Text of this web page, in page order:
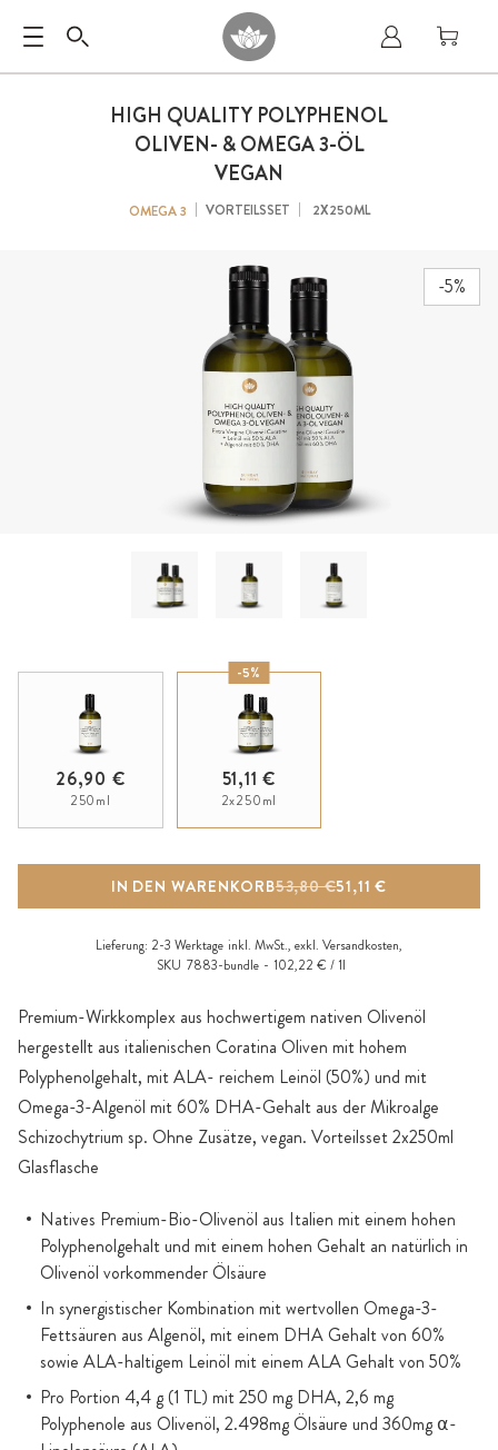
-5%
HIGH QUALITY POLYPHENOL
OLIVEN- & OMEGA 3-ÖL
VEGAN
OMEGA 3 VORTEILSSET 2X250ML
Premium-Wirkkomplex aus hochwertigem nativen Olivenöl
hergestellt aus italienischen Coratina Oliven mit hohem
Polyphenolgehalt, mit ALA- reichem Leinöl (50%) und mit
Omega-3-Algenöl mit 60% DHA-Gehalt aus der Mikroalge
Schizochytrium sp. Ohne Zusätze, vegan. Vorteilsset 2x250ml
Glasflasche
Natives Premium-Bio-Olivenöl aus Italien mit einem hohen
Polyphenolgehalt und mit einem hohen Gehalt an natürlich in
Olivenöl vorkommender Ölsäure
In synergistischer Kombination mit wertvollen Omega-3-
Fettsäuren aus Algenöl, mit einem DHA Gehalt von 60%
sowie ALA-haltigem Leinöl mit einem ALA Gehalt von 50%
Pro Portion 4,4 g (1 TL) mit 250 mg DHA, 2,6 mg
Polyphenole aus Olivenöl, 2.498mg Ölsäure und 360mg ⍺-
26,90 €
250ml
-5%
51,11 €
2x250ml
IN DEN WARENKORB 51,11 €
53,80 €
Lieferung: 2-3 Werktage inkl. MwSt., exkl. Versandkosten,
SKU 7883-bundle 102,22 € / 1l